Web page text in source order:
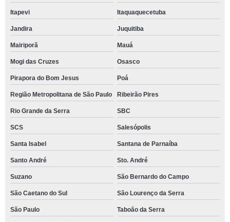
Itapevi Itaquaquecetuba
Jandira Juquitiba
Mairiporã Mauá
Mogi das Cruzes Osasco
Pirapora do Bom Jesus Poá
Região Metropolitana de São Paulo Ribeirão Pires
Rio Grande da Serra SBC
SCS Salesópolis
Santa Isabel Santana de Parnaíba
Santo André Sto. André
Suzano São Bernardo do Campo
São Caetano do Sul São Lourenço da Serra
São Paulo Taboão da Serra